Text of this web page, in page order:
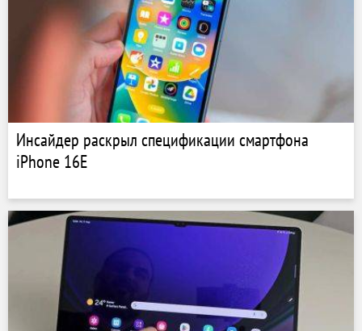
Инсайдер раскрыл спецификации смартфона
iPhone 16E